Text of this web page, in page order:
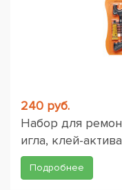
240 руб.
Набор для
игла, клей-
Подробнее